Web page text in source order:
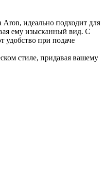
Aron, идеально подходит для
ему изысканный вид. С
удобство при подаче
стиле, придавая вашему